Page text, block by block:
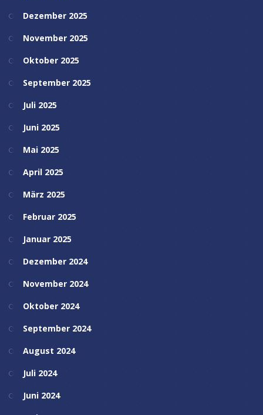
Dezember 2025
November 2025
Oktober 2025
September 2025
Juli 2025
Juni 2025
Mai 2025
April 2025
März 2025
Februar 2025
Januar 2025
Dezember 2024
November 2024
Oktober 2024
September 2024
August 2024
Juli 2024
Juni 2024